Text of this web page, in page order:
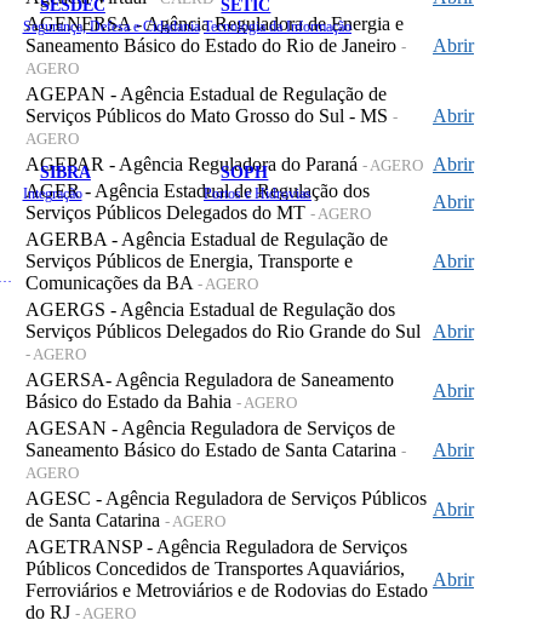
SESDEC
Segurança, Defesa e Cidadania
SETIC
Tecnologia da Informação
SIBRA
Integração
SOPH
Portos e Hidrovias
AGENERSA - Agência Reguladora de Energia e
Saneamento Básico do Estado do Rio de Janeiro -
AGERO
Abrir
AGEPAN - Agência Estadual de Regulação de
Serviços Públicos do Mato Grosso do Sul - MS -
AGERO
Abrir
AGEPAR - Agência Reguladora do Paraná - AGERO Abrir
AGER - Agência Estadual de Regulação dos
Serviços Públicos Delegados do MT - AGERO
Abrir
AGERBA - Agência Estadual de Regulação de
Serviços Públicos de Energia, Transporte e
Comunicações da BA - AGERO
Abrir
AGERGS - Agência Estadual de Regulação dos
Serviços Públicos Delegados do Rio Grande do Sul
- AGERO
Abrir
AGERSA- Agência Reguladora de Saneamento
Básico do Estado da Bahia - AGERO
Abrir
AGESAN - Agência Reguladora de Serviços de
Saneamento Básico do Estado de Santa Catarina -
AGERO
Abrir
AGESC - Agência Reguladora de Serviços Públicos
de Santa Catarina - AGERO
Abrir
AGETRANSP - Agência Reguladora de Serviços
Públicos Concedidos de Transportes Aquaviários,
Ferroviários e Metroviários e de Rodovias do Estado
do RJ - AGERO
Abrir